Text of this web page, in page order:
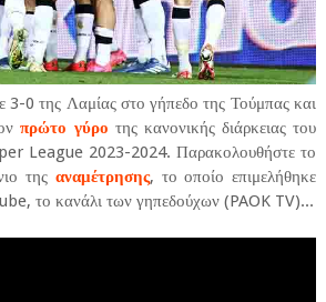
0 της Λαμίας στο γήπεδο της Τούμπας και
πρώτο γύρο της κανονικής διάρκειας του
League 2023-2024. Παρακολουθήστε το
της αναμέτρησης, το οποίο επιμελήθηκε
το κανάλι των γηπεδούχων (PAOK TV)...